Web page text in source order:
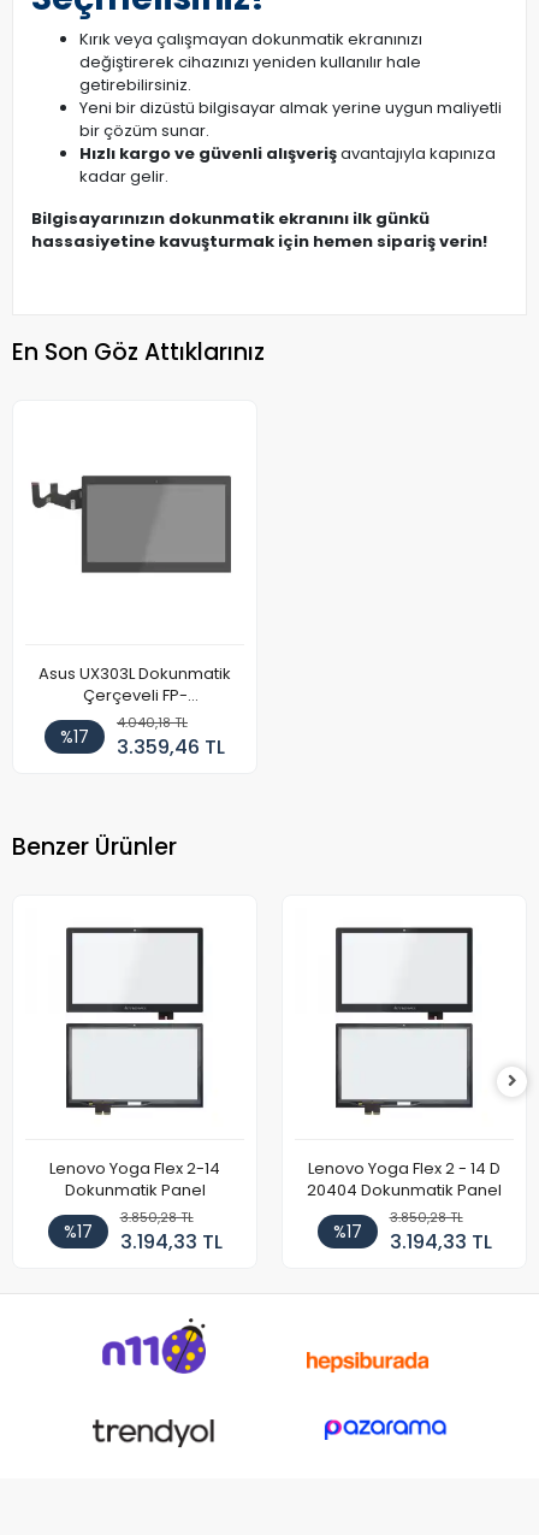
Kırık veya çalışmayan dokunmatik ekranınızı
değiştirerek cihazınızı yeniden kullanılır hale
getirebilirsiniz.
Yeni bir dizüstü bilgisayar almak yerine uygun maliyetli
bir çözüm sunar.
Hızlı kargo ve güvenli alışverişavantajıyla kapınıza
kadar gelir.
Bilgisayarınızın dokunmatik ekranını ilk günkü
hassasiyetine kavuşturmak için hemen sipariş verin!
En Son Göz Attıklarınız
Asus UX303L Dokunmatik
Çerçeveli FP-
ST133SI000AKM-01X
%17
4.040,18 TL
3.359,46 TL
Benzer Ürünler
Lenovo Yoga Flex 2-14
Dokunmatik Panel
%17
3.850,28 TL
3.194,33 TL
Lenovo Yoga Flex 2 - 14 D
20404 Dokunmatik Panel
%17
3.850,28 TL
3.194,33 TL